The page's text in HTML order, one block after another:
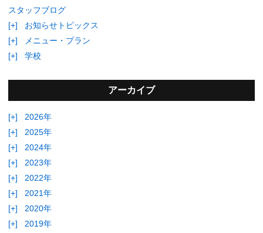
スタッフブログ
[+]
お知らせトピックス
[+]
メニュー・プラン
[+]
学校
アーカイブ
[+]
2026年
[+]
2025年
[+]
2024年
[+]
2023年
[+]
2022年
[+]
2021年
[+]
2020年
[+]
2019年